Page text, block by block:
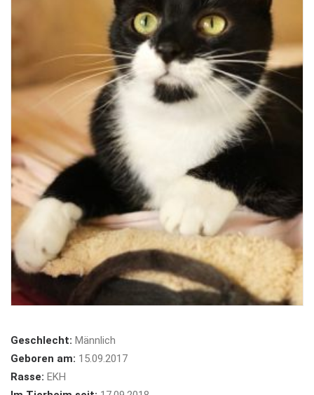
Geschlecht: Männlich
Geboren am: 15.09.2017
Rasse: EKH